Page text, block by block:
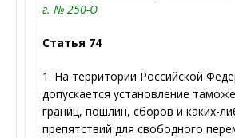
г. № 250-О
Статья 74
1. На территории Российской
допускается установление
границ, пошлин, сборов и каких-
препятствий для свободного